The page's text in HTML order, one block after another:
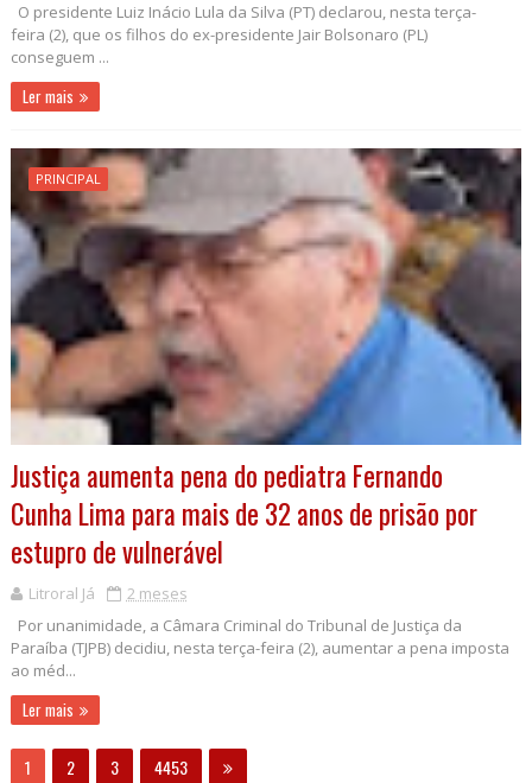
O presidente Luiz Inácio Lula da Silva (PT) declarou, nesta terça-
feira (2), que os filhos do ex-presidente Jair Bolsonaro (PL)
conseguem ...
Ler mais
PRINCIPAL
Justiça aumenta pena do pediatra Fernando
Cunha Lima para mais de 32 anos de prisão por
estupro de vulnerável
Litroral Já
2 meses
Por unanimidade, a Câmara Criminal do Tribunal de Justiça da
Paraíba (TJPB) decidiu, nesta terça-feira (2), aumentar a pena imposta
ao méd...
Ler mais
1 2 3 4453